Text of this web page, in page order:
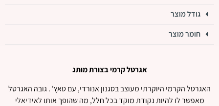
גודל מוצר
חומר מוצר
אגרטל קרמי בצורת מותג
האגרטל הקרמי היוקרתי מעוצב בסגנון אנורדי, עם טאץ' . גובה האגרטל
מאפשר לו להיות נקודת מוקד בכל חלל, מה שהופך אותו לאידיאלי